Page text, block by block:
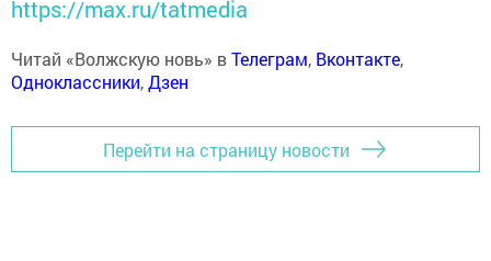
https://max.ru/tatmedia
Читай «Волжскую новь» вТелеграм, Вконтакте,
Одноклассники,Дзен
Перейти на страницу новости